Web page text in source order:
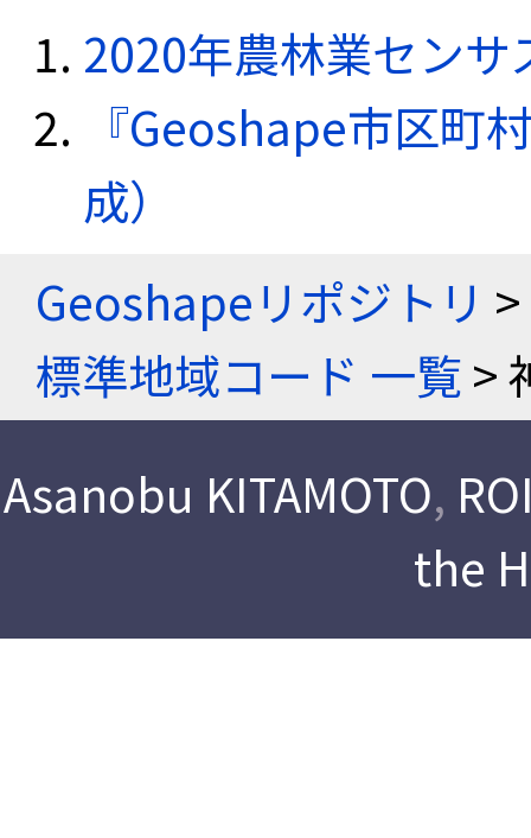
2020年農林業セン
『Geoshape市区町
成）
Geoshapeリポジトリ >
標準地域コード 一覧>
Asanobu KITAMOTO,
the